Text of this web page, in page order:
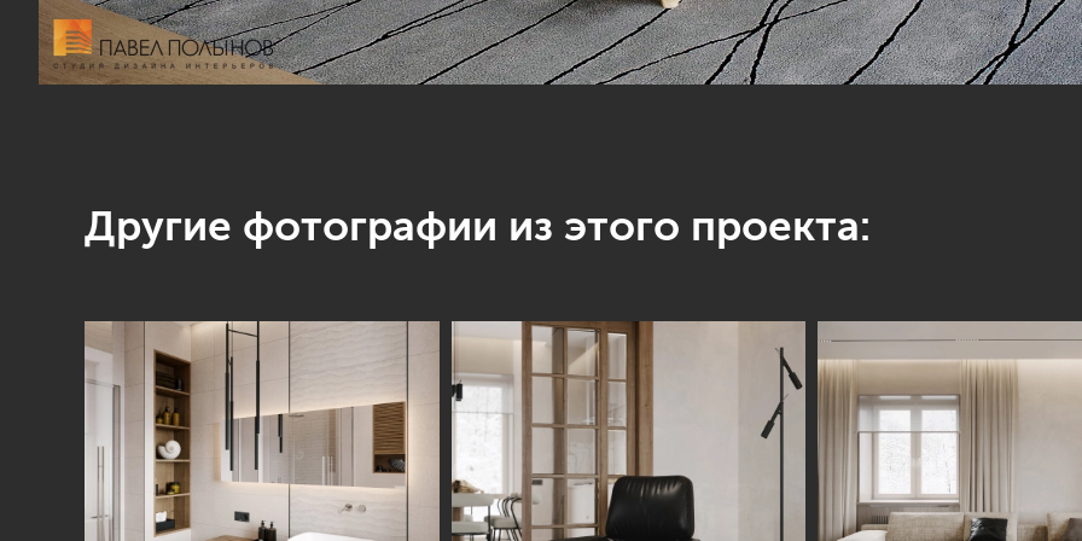
Другие фотографии из этого проекта: